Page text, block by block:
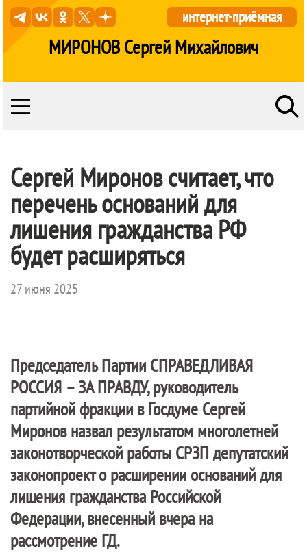
МИРОНОВ Сергей Михайлович
интернет-приёмная
Сергей Миронов считает, что
перечень оснований для
лишения гражданства РФ
будет расширяться
27 июня 2025
Председатель Партии СПРАВЕДЛИВАЯ
РОССИЯ – ЗА ПРАВДУ, руководитель
партийной фракции в Госдуме Сергей
Миронов назвал результатом многолетней
законотворческой работы СРЗП депутатский
законопроект о расширении оснований для
лишения гражданства Российской
Федерации, внесенный вчера на
рассмотрение ГД.